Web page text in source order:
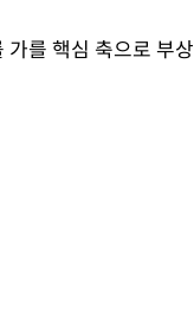
를 핵심 축으로 부상